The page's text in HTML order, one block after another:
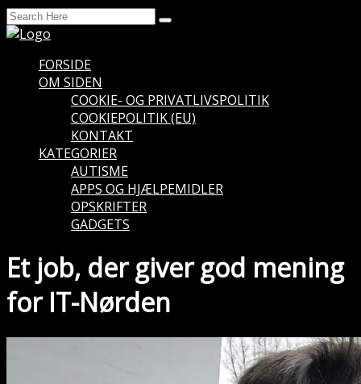
FORSIDE
OM SIDEN
COOKIE- OG PRIVATLIVSPOLITIK
COOKIEPOLITIK (EU)
KONTAKT
KATEGORIER
AUTISME
APPS OG HJÆLPEMIDLER
OPSKRIFTER
GADGETS
Et job, der giver god mening
for IT-Nørden